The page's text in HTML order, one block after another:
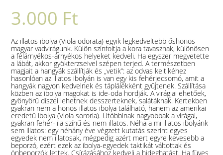
3.000 Ft
Az illatos ibolya (Viola odorata) egyik legkedveltebb őshonos
magyar vadvirágunk. Külön színfoltja a kora tavasznak, különösen
a félárnyékos-árnyékos helyeket kedveli. Ha egyszer megvetette
a lábát, akkor gyökterzseivel szépen terjed. A természetben
magjait a hangyák szállítják és „vetik”: az odvas keltikéhez
hasonlóan az illatos ibolyán is van egy kis fehérjecsomó, amit a
hangyák nagyon kedvelnek és táplálékként gyűjtenek. Szállítása
közben az ibolya magokat is ide-oda hordják. A virágjai ehetőek,
gyönyörű díszei lehetnek desszerteknek, salátáknak. Kertekben
gyakran nem a honos illatos ibolya található, hanem az amerikai
eredetű ibolya (Viola sororia). Utóbbinak nagyobbak a virágai,
gyakran fehér-lila színű és nem illatos. Néha a mi illatos ibolyánk
sem illatos: egy néhány éve végzett kutatás szerint egyes
egyedek nem illatosak, mégpedig azért mert egyre kevesebb a
beporzó, ezért ezek az ibolya-egyedek taktikát váltottak és
önbeporzók lettek. Csírázásához kedveli a hideghatást. Ha füves